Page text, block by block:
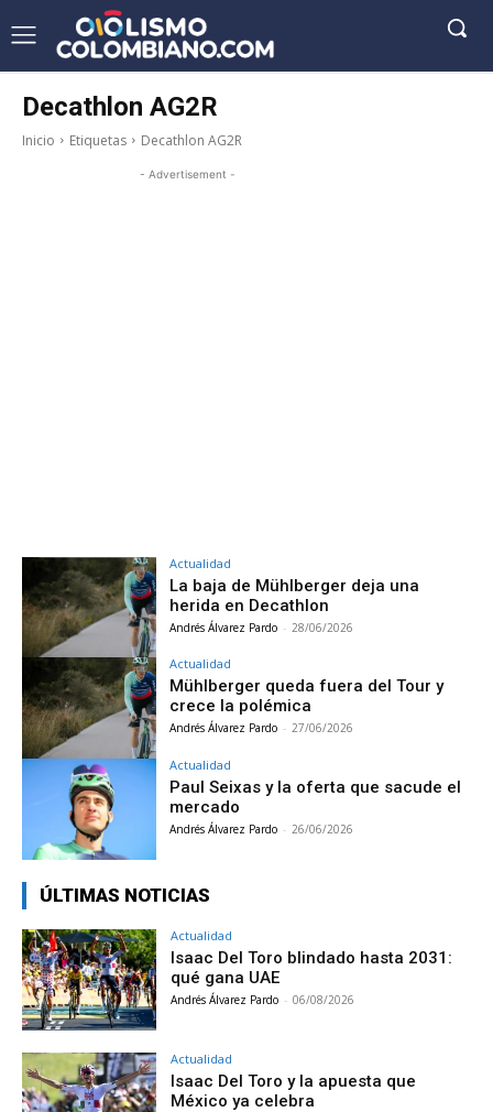
Decathlon AG2R
Inicio Etiquetas Decathlon AG2R
- Advertisement -
Actualidad
La baja de Mühlberger deja una
herida en Decathlon
Andrés Álvarez Pardo - 28/06/2026
Actualidad
Mühlberger queda fuera del Tour y
crece la polémica
Andrés Álvarez Pardo - 27/06/2026
Actualidad
Paul Seixas y la oferta que sacude el
mercado
Andrés Álvarez Pardo - 26/06/2026
ÚLTIMAS NOTICIAS
Actualidad
Isaac Del Toro blindado hasta 2031:
qué gana UAE
Andrés Álvarez Pardo - 06/08/2026
Actualidad
Isaac Del Toro y la apuesta que
México ya celebra